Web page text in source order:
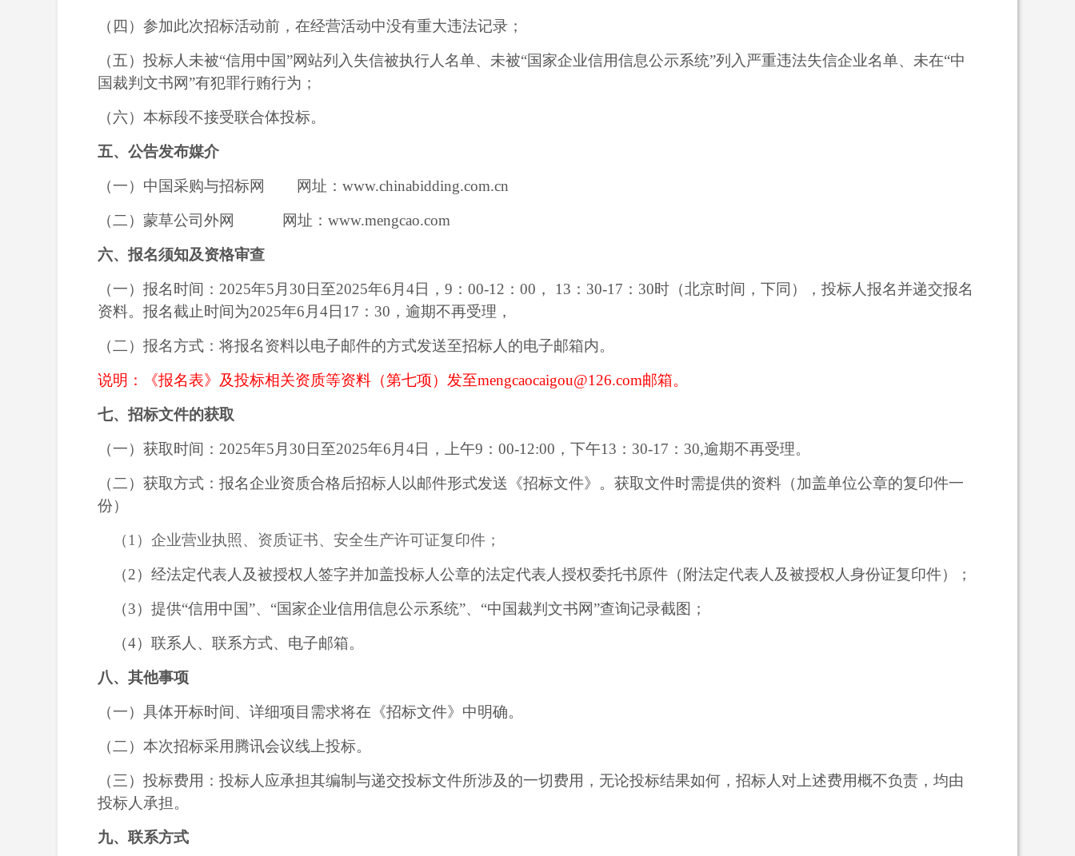
（ 四 ）参加此次招标活动前，在经营活动中没有重大违法记录；
（五）投标人未被“信用中国”网站列入失信被执行人名单、未被“国家企业信用信息公示系统”列入严重违法失信企业名单、未在“中
国裁判文书网”有犯罪行贿行为；
（六）本标段不接受联合体投标。
五、公告发布媒介
（一）中国采购与招标网 网址： www.chinabidding.com.cn
（二）蒙草公司外网 网址： www.mengcao.com
六、报名须知及资格审查
（一）报名时间： 2025年5月 30 日至2025年6 月 4日， 9：00-12 ： 00 ， 1 3： 30-1 7：30时（北京时间，下同），投标人报名并递交报名
资料。报名截止时间为2025年6 月 4日 1 7：30 ，逾期不再受理，
（二）报名方式：将报名资料以电子邮件的方式发送至招标人的电子邮箱内。
说明：《报名表》及投标相关资质等资料（第七项）发至mengcaocaigou@126.com邮箱。
七、招标文件的获取
（一）获取时间： 2025年5月 30 日至2025年6 月 4日，上午9：00-12:00，下午13：30-17：30,逾期不再受理。
（二）获取方式：报名企业资质合格后招标人以邮件形式发送《招标文件》。获取文件时需提供的资料（加盖单位公章的复印件一
份）
（1）企业营业执照、资质证书、安全生产许可证复印件；
（2）经法定代表人及被授权人签字并加盖投标人公章的法定代表人授权委托书原件（附法定代表人及被授权人身份证复印件）；
（3）提供“信用中国”、“国家企业信用信息公示系统”、“中国裁判文书网”查询记录截图；
（4）联系人、联系方式、电子邮箱。
八、其他事项
（一）具体开标时间、详细项目需求将在《招标文件》中明确。
（二）本次招标采用腾讯会议线上投标。
（三）投标费用：投标人应承担其编制与递交投标文件所涉及的一切费用，无论投标结果如何，招标人对上述费用概不负责，均由
投标人承担。
九、联系方式